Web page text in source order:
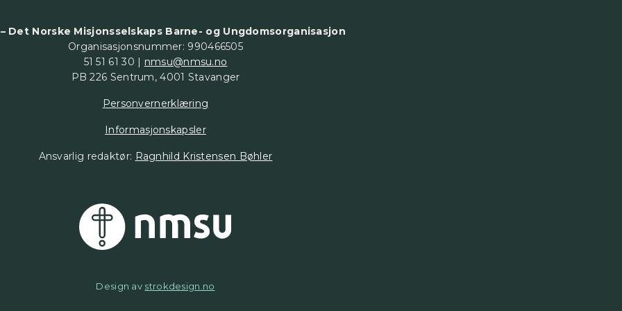
– Det Norske Misjonsselskaps Barne- og Ungdomsorganisasjon
Organisasjonsnummer: 990466505
51 51 61 30 | nmsu@nmsu.no
PB 226 Sentrum, 4001 Stavanger
Personvernerklæring
Informasjonskapsler
Ansvarlig redaktør: Ragnhild Kristensen Bøhler
Design av strokdesign.no